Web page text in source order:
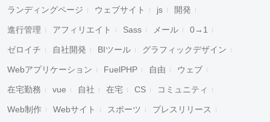
ランディングページ ウェブサイト js 開発
進行管理 アフィリエイト Sass メール 0→1
ゼロイチ 自社開発 BIツール グラフィックデザイン
Webアプリケーション FuelPHP 自由 ウェブ
在宅勤務 vue 自社 在宅 CS コミュニティ
Web制作 Webサイト スポーツ プレスリリース